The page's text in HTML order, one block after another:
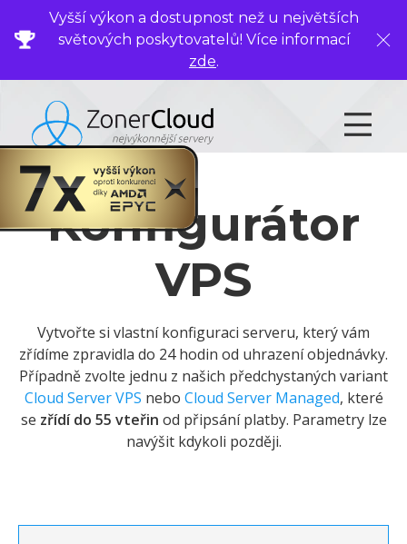
Vyšší výkon a dostupnost než u největších
světových poskytovatelů! Více informací
zde.
Konfigurátor
VPS
Vytvořte si vlastní konfiguraci serveru, který vám
zřídíme zpravidla do 24 hodin od uhrazení objednávky.
Případně zvolte jednu z našich předchystaných variant
Cloud Server VPS nebo Cloud Server Managed, které
se zřídí do 55 vteřin od připsání platby. Parametry lze
navýšit kdykoli později.